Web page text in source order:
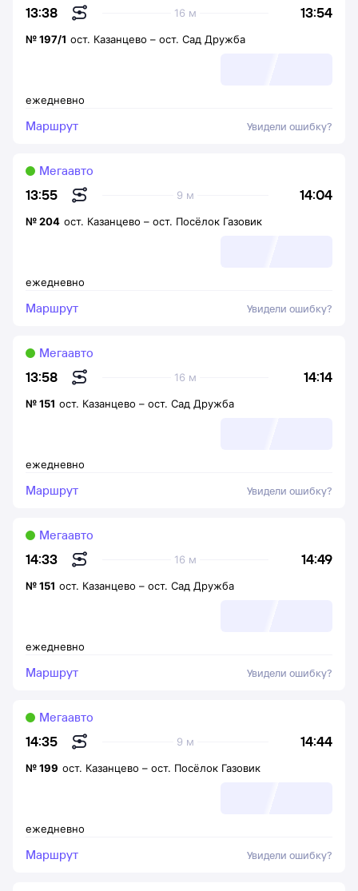
13:38 13:54
16 м
ежедневно
№197/1 ост. Казанцево – ост. Сад Дружба
Маршрут Увидели ошибку?
13:55 14:04
9 м
Мегаавто
ежедневно
№204 ост. Казанцево – ост. Посёлок Газовик
Маршрут Увидели ошибку?
13:58 14:14
16 м
Мегаавто
ежедневно
№151 ост. Казанцево – ост. Сад Дружба
Маршрут Увидели ошибку?
14:33 14:49
16 м
Мегаавто
ежедневно
№151 ост. Казанцево – ост. Сад Дружба
Маршрут Увидели ошибку?
14:35 14:44
9 м
Мегаавто
ежедневно
№199 ост. Казанцево – ост. Посёлок Газовик
Маршрут Увидели ошибку?